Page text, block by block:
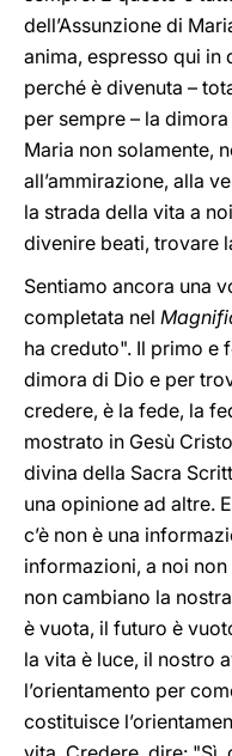
dell’Assunzione di
anima, espresso qui in
perché è divenuta –
per sempre – la
Maria non solamente,
all’ammirazione, alla
la strada della vita a
divenire beati, trovare
Sentiamo ancora una
completata nel
ha creduto". Il primo e
dimora di Dio e per
credere, è la fede, la
mostrato in Gesù
divina della Sacra
una opinione ad altre.
c’è non è una
informazioni, a noi
non cambiano la
è vuota, il futuro è
la vita è luce, il nostro
l’orientamento per
costituisce